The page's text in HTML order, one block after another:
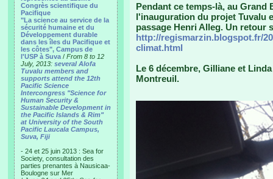
Congrès scientifique du
Pacifique
"La science au service de la
sécurité humaine et du
Développement durable
dans les îles du Pacifique et
les côtes", Campus de
l'USP à Suva / From 8 to 12
July, 2013: several Alofa
Tuvalu members and
supports attend the 12th
Pacific Science
Intercongress "Science for
Human Security &
Sustainable Development in
the Pacific Islands & Rim"
at University of the South
Pacific Laucala Campus,
Suva, Fiji
- 24 et 25 juin 2013 : Sea for
Society, consultation des
parties prenantes à Nausicaa-
Boulogne sur Mer
Pendant ce temps-là, au
l'inauguration du projet Tuvalu
passage Henri Alleg. Un retour
http://regismarzin.blogspot.fr/
climat.html
Le 6 décembre, Gilliane et
Montreuil.